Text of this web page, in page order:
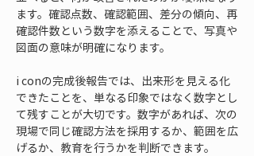
ます。確認点数、確認範囲、差分の傾向、再
確認件数という数字を添えることで、写真や
図面の意味が明確になります。
i conの完成後報告では、出来形を見える化
できたことを、単なる印象ではなく数字とし
て残すことが大切です。数字があれば、次の
現場で同じ確認方法を採用するか、範囲を広
げるか、教育を行うかを判断できます。